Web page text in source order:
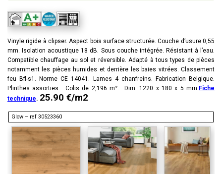
Vinyle rigide à clipser. Aspect bois surface structurée. Couche d’usure 0,55
mm. Isolation acoustique 18 dB. Sous couche intégrée. Résistant à l’eau.
Compatible chauffage au sol et réversible. Adapté à tous types de pièces
notamment les pièces humides et derrière les baies vitrées. Classement
feu Bfl-s1. Norme CE 14041. Lames 4 chanfreins. Fabrication Belgique.
Plinthes assorties. Colis de 2,196 m². Dim. 1220 x 180 x 5 mm. Fiche
technique. 25.90 €/m2
Glow – ref 30523360